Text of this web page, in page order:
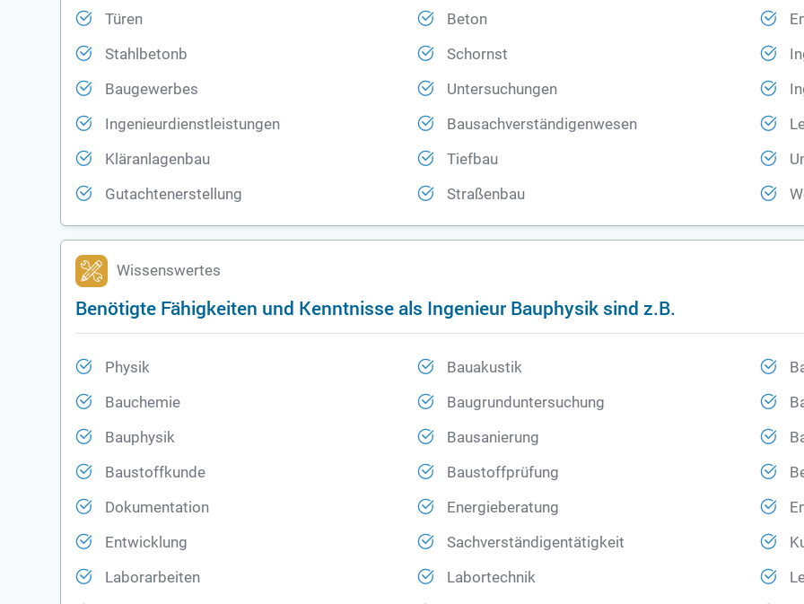
Türen Beton
Stahlbetonb Schornst
Baugewerbes Untersuchungen
Ingenieurdienstleistungen Bausachverständigenwesen
Kläranlagenbau Tiefbau
Gutachtenerstellung Straßenbau
Wissenswertes
Benötigte Fähigkeiten und Kenntnisse als Ingenieur Bauphysik sind z.B.
Physik Bauakustik
Bauchemie Baugrunduntersuchung
Bauphysik Bausanierung
Baustoffkunde Baustoffprüfung
Dokumentation Energieberatung
Entwicklung Sachverständigentätigkeit
Laborarbeiten Labortechnik